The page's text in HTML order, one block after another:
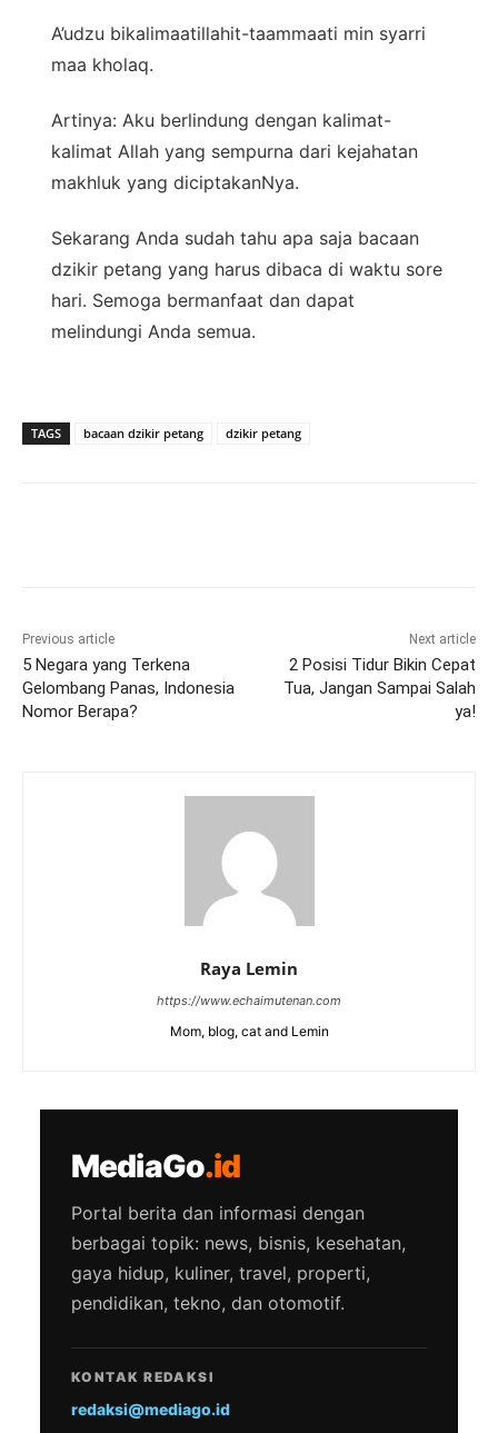
A’udzu bikalimaatillahit-taammaati min syarri
maa kholaq.
Artinya: Aku berlindung dengan kalimat-
kalimat Allah yang sempurna dari kejahatan
makhluk yang diciptakanNya.
Sekarang Anda sudah tahu apa saja bacaan
dzikir petang yang harus dibaca di waktu sore
hari. Semoga bermanfaat dan dapat
melindungi Anda semua.
TAGS bacaan dzikir petang dzikir petang
Previous article
5 Negara yang Terkena
Gelombang Panas, Indonesia
Nomor Berapa?
Next article
2 Posisi Tidur Bikin Cepat
Tua, Jangan Sampai Salah
ya!
Raya Lemin
https://www.echaimutenan.com
Mom, blog, cat and Lemin
MediaGo.id
Portal berita dan informasi dengan
berbagai topik: news, bisnis, kesehatan,
gaya hidup, kuliner, travel, properti,
pendidikan, tekno, dan otomotif.
KONTAK REDAKSI
redaksi@mediago.id